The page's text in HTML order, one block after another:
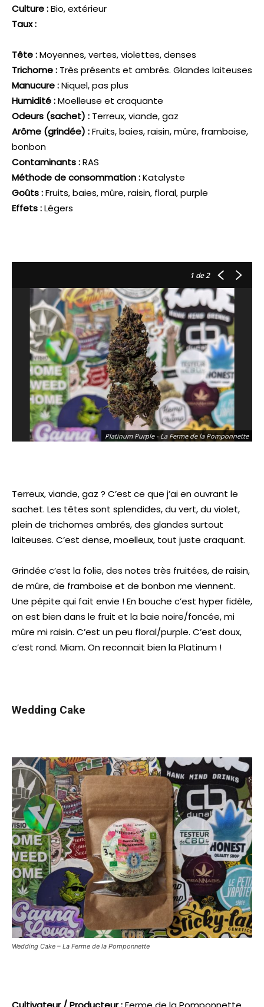
Culture :Bio, extérieur
Taux :
Tête :Moyennes, vertes, violettes, denses
Trichome : Très présents et ambrés. Glandes laiteuses
Manucure :Niquel, pas plus
Humidité :Moelleuse et craquante
Odeurs (sachet) : Terreux, viande, gaz
Arôme (grindée) :Fruits, baies, raisin, mûre, framboise,
bonbon
Contaminants :RAS
Méthode de consommation :Katalyste
Goûts :Fruits, baies, mûre, raisin, floral, purple
Effets :Légers
1 de 2
Platinum Purple - La Ferme de la Pomponnette
Terreux, viande, gaz ? C’est ce que j’ai en ouvrant le
sachet. Les têtes sont splendides, du vert, du violet,
plein de trichomes ambrés, des glandes surtout
laiteuses. C’est dense, moelleux, tout juste craquant.
Grindée c’est la folie, des notes très fruitées, de raisin,
de mûre, de framboise et de bonbon me viennent.
Une pépite qui fait envie ! En bouche c’est hyper fidèle,
on est bien dans le fruit et la baie noire/foncée, mi
mûre mi raisin. C’est un peu floral/purple. C’est doux,
c’est rond. Miam. On reconnait bien la Platinum !
Wedding Cake
Wedding Cake – La Ferme de la Pomponnette